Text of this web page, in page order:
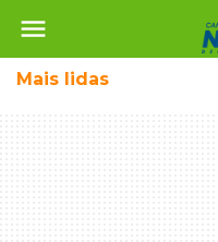
menu
Mais lidas